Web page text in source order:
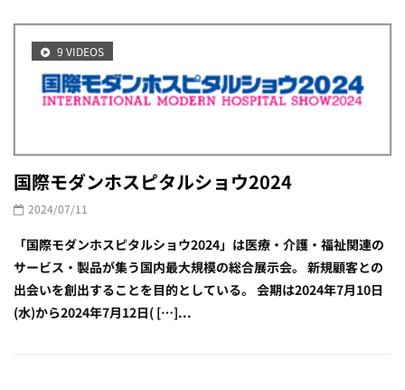
9 VIDEOS
国際モダンホスピタルショウ2024
2024/07/11
「国際モダンホスピタルショウ2024」は医療・介護・福祉関連の
サービス・製品が集う国内最大規模の総合展示会。 新規顧客との
出会いを創出することを目的としている。 会期は2024年7月10日
(水)から2024年7月12日( […]...